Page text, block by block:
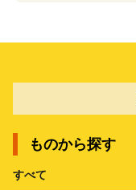
ものから探す
すべて